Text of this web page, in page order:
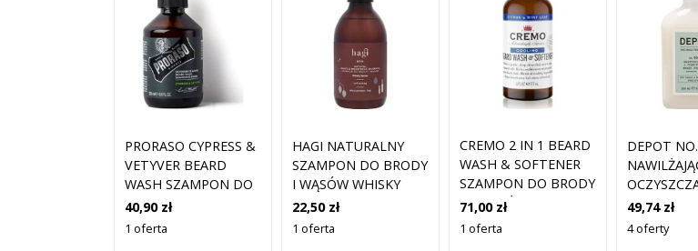
PRORASO CYPRESS &
VETYVER BEARD
WASH SZAMPON DO
BRODY 200ML
40,90 zł
1 oferta
HAGI NATURALNY
SZAMPON DO BRODY
I WĄSÓW WHISKY
BARBER
22,50 zł
1 oferta
CREMO 2 IN 1 BEARD
WASH & SOFTENER
SZAMPON DO BRODY
DLA MĘŻCZYZN
CITRUS & MINT LEAF
71,00 zł
1 oferta
DEPOT
SZAMPON
SARTORIAL
250ML
49,74 zł
4 oferty